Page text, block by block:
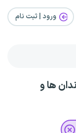
ورود | ثبت‌ نام
ها و